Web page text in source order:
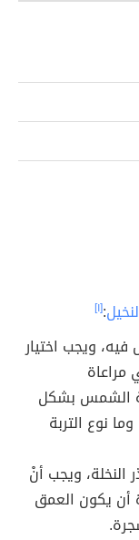
:[١]
فيه، ويجب اختيار
الشمس بشكل
نوع التربة
ويجب أنْ
أن يكون العمق